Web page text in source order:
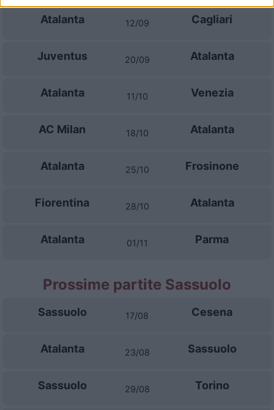
Atalanta 12/09 Cagliari
Juventus 20/09 Atalanta
Atalanta 11/10 Venezia
AC Milan 18/10 Atalanta
Atalanta 25/10 Frosinone
Fiorentina 28/10 Atalanta
Atalanta 01/11 Parma
Prossime partite Sassuolo
Sassuolo 17/08 Cesena
Atalanta 23/08 Sassuolo
Sassuolo 29/08 Torino